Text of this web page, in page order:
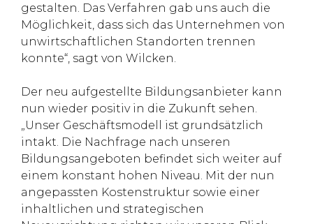
gestalten. Das Verfahren gab uns auch die
Möglichkeit, dass sich das Unternehmen von
unwirtschaftlichen Standorten trennen
konnte“, sagt von Wilcken.
Der neu aufgestellte Bildungsanbieter kann
nun wieder positiv in die Zukunft sehen.
„Unser Geschäftsmodell ist grundsätzlich
intakt. Die Nachfrage nach unseren
Bildungsangeboten befindet sich weiter auf
einem konstant hohen Niveau. Mit der nun
angepassten Kostenstruktur sowie einer
inhaltlichen und strategischen